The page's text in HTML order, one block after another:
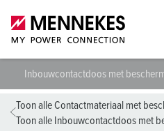
Inbouwcontactdoos met
Toon alle Contactmateriaal met
Toon alle Inbouwcontactdoos met